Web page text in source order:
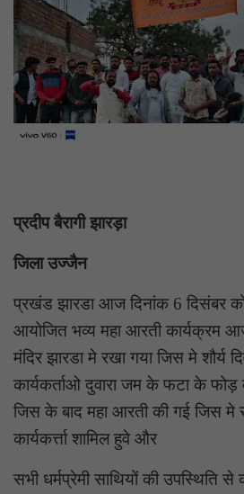
प्रदीप बैरागी झारड़ा
जिला उज्जैन
प्रखंड झारडा आज दिनांक 6 दिसंबर
आयोजित भव्य महा आरती कार्यक्रम
मंदिर झारडा मे रखा गया जिस मे शौर्य
कार्यकर्ताओ दुवारा जम के फटा के
जिस के बाद महा आरती की गई जिस मे
कार्यकर्त्ता शामिल हुवे और
सभी धर्मप्रेमी साथियों की उपस्थिति